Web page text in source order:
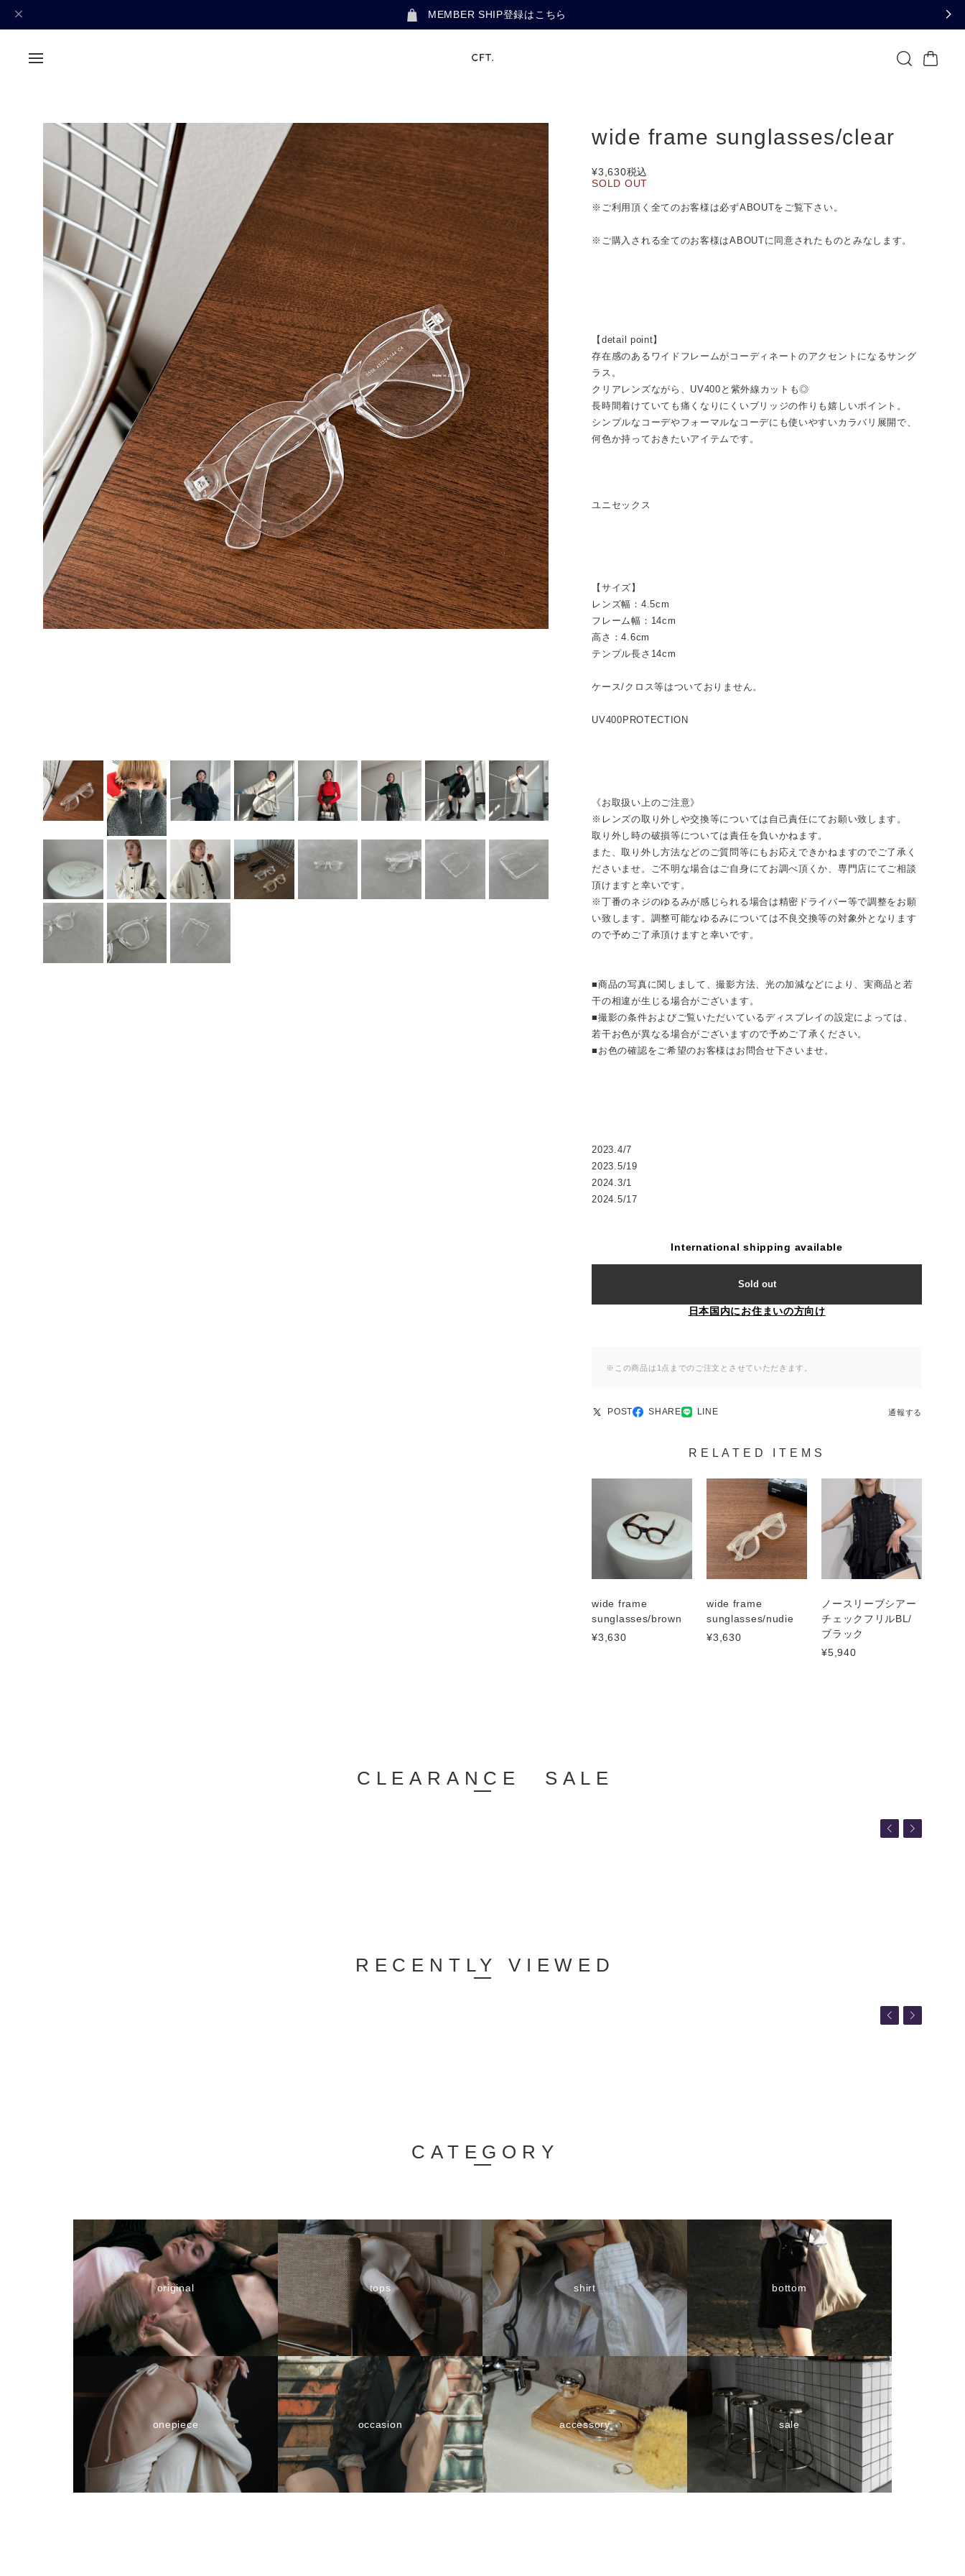
MEMBER SHIP登録はこちら
wide frame sunglasses/clear
¥3,630税込
SOLD OUT
※ご利用頂く全てのお客様は必ずABOUTをご覧下さい。
※ご購入される全てのお客様はABOUTに同意されたものとみなします。
【detail point】
存在感のあるワイドフレームがコーディネートのアクセントになるサング
ラス。
クリアレンズながら、UV400と紫外線カットも◎
長時間着けていても痛くなりにくいブリッジの作りも嬉しいポイント。
シンプルなコーデやフォーマルなコーデにも使いやすいカラバリ展開で、
何色か持っておきたいアイテムです。
ユニセックス
【サイズ】
レンズ幅：4.5cm
フレーム幅：14cm
高さ：4.6cm
テンプル長さ14cm
ケース/クロス等はついておりません。
UV400PROTECTION
《お取扱い上のご注意》
※レンズの取り外しや交換等については自己責任にてお願い致します。
取り外し時の破損等については責任を負いかねます。
また、取り外し方法などのご質問等にもお応えできかねますのでご了承く
ださいませ。ご不明な場合はご自身にてお調べ頂くか、専門店にてご相談
頂けますと幸いです。
※丁番のネジのゆるみが感じられる場合は精密ドライバー等で調整をお願
い致します。調整可能なゆるみについては不良交換等の対象外となります
ので予めご了承頂けますと幸いです。
■商品の写真に関しまして、撮影方法、光の加減などにより、実商品と若
干の相違が生じる場合がございます。
■撮影の条件およびご覧いただいているディスプレイの設定によっては、
若干お色が異なる場合がございますので予めご了承ください。
■お色の確認をご希望のお客様はお問合せ下さいませ。
2023.4/7
2023.5/19
2024.3/1
2024.5/17
International shipping available
Sold out
日本国内にお住まいの方向け
※この商品は1点までのご注文とさせていただきます。
POST SHARE LINE 通報する
RELATED ITEMS
wide frame
sunglasses/brown
¥3,630
wide frame
sunglasses/nudie
¥3,630
ノースリーブシアー
チェックフリルBL/
ブラック
¥5,940
CLEARANCE SALE
RECENTLY VIEWED
CATEGORY
original tops shirt bottom
onepiece occasion accessory sale